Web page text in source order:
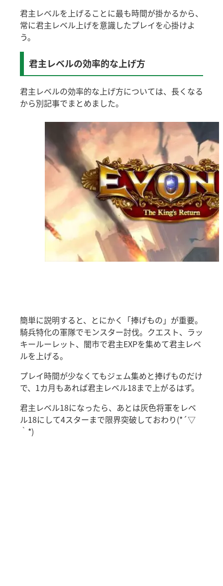
君主レベルを上げることに最も時間が掛かるから、
常に君主レベル上げを意識したプレイを心掛けよ
う。
君主レベルの効率的な上げ方
君主レベルの効率的な上げ方については、長くなる
から別記事でまとめました。
簡単に説明すると、とにかく「捧げもの」が重要。
騎兵特化の軍隊でモンスター討伐。クエスト、ラッ
キールーレット、闇市で君主EXPを集めて君主レベ
ルを上げる。
プレイ時間が少なくてもジェム集めと捧げものだけ
で、1カ月もあれば君主レベル18まで上がるはず。
君主レベル18になったら、あとは灰色将軍をレベ
ル18にして4スターまで限界突破しておわり(*´▽
｀*)